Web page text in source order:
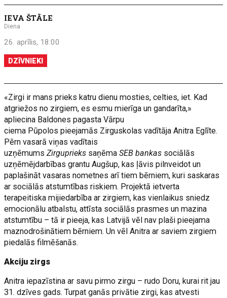
IEVA ŠTĀLE
Diena
26. aprīlis, 18:00
DZĪVNIEKI
«Zirgi ir mans prieks katru dienu mosties, celties, iet. Kad
atgriežos no zirgiem, es esmu mierīga un gandarīta,»
apliecina Baldones pagasta Vārpu
ciema Pūpolos pieejamās Zirguskolas vadītāja Anitra Eglīte.
Pērn vasarā viņas vadītais
uzņēmumsZirguprieks saņēmaSEB bankas sociālās
uzņēmējdarbības grantu Augšup, kas ļāvis pilnveidot un
paplašināt vasaras nometnes arī tiem bērniem, kuri saskaras
ar sociālās atstumtības riskiem. Projektā ietverta
terapeitiska mijiedarbība ar zirgiem, kas vienlaikus sniedz
emocionālu atbalstu, attīsta sociālās prasmes un mazina
atstumtību – tā ir pieeja, kas Latvijā vēl nav plaši pieejama
maznodrošinātiem bērniem. Un vēl Anitra ar saviem zirgiem
piedalās filmēšanās.
Akciju zirgs
Anitra iepazīstina ar savu pirmo zirgu – rudo Doru, kurai rit jau
31. dzīves gads. Turpat ganās privātie zirgi, kas atvesti